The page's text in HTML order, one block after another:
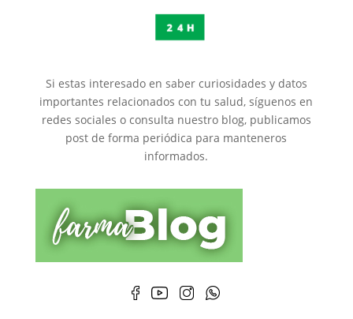
Si estas interesado en saber curiosidades y datos
importantes relacionados con tu salud, síguenos en
redes sociales o consulta nuestro blog, publicamos
post de forma periódica para manteneros
informados.